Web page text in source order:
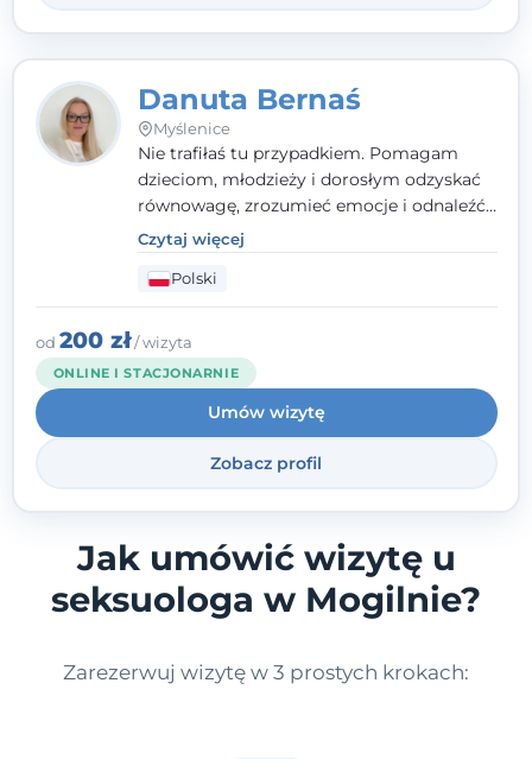
Danuta Bernaś
Myślenice
Nie trafiłaś tu przypadkiem. Pomagam
dzieciom, młodzieży i dorosłym odzyskać
równowagę, zrozumieć emocje i odnaleźć
wewnętrzną siłę. Moja droga do
psychologii zaczęła się od życia - pełnego
wyzwań, które nauczyły mnie uważności,
empatii i pokory. Dziś łączę doświadczenie
nauczycielki, psychologa, psychoterapeuty
i seksuologa tworząc bezpieczną
przestrzeń, w której można poczuć spokój i
wsparcie. Nie obiecuję łatwych rozwiązań -
ale mogę obiecać, że będę po Twojej
Czytaj więcej
Polski
od 200 zł/ wizyta
ONLINE I STACJONARNIE
Umów wizytę
Zobacz profil
Jak umówić wizytę u
seksuologa w Mogilnie?
Zarezerwuj wizytę w 3 prostych krokach: